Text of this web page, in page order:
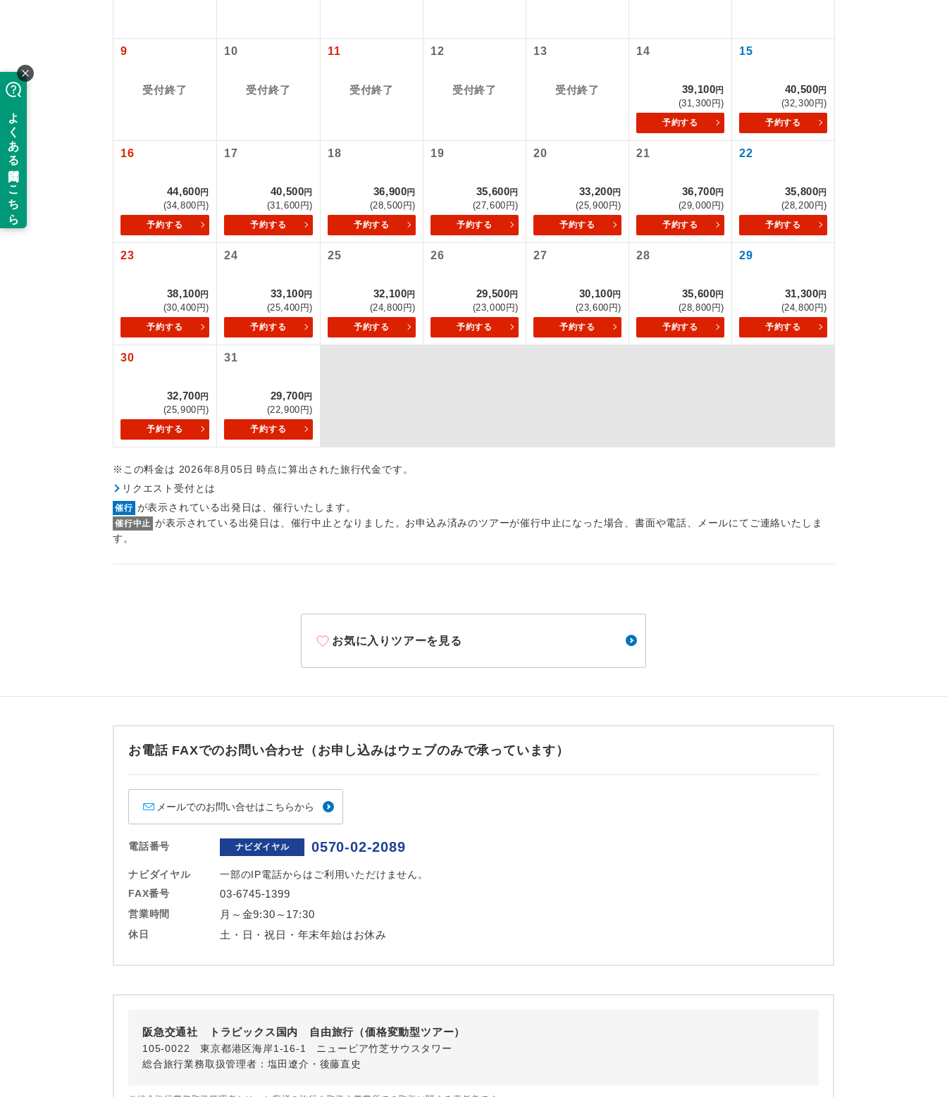
9
受付終了
10
受付終了
11
受付終了
12
受付終了
13
受付終了
14
39,100円
(31,300円)
予約する
15
40,500円
(32,300円)
予約する
16
44,600円
(34,800円)
予約する
17
40,500円
(31,600円)
予約する
18
36,900円
(28,500円)
予約する
19
35,600円
(27,600円)
予約する
20
33,200円
(25,900円)
予約する
21
36,700円
(29,000円)
予約する
22
35,800円
(28,200円)
予約する
23
38,100円
(30,400円)
予約する
24
33,100円
(25,400円)
予約する
25
32,100円
(24,800円)
予約する
26
29,500円
(23,000円)
予約する
27
30,100円
(23,600円)
予約する
28
35,600円
(28,800円)
予約する
29
31,300円
(24,800円)
予約する
30
32,700円
(25,900円)
予約する
31
29,700円
(22,900円)
予約する
※この料金は 2026年8月05日 時点に算出された旅行代金です。
リクエスト受付とは
催行 が表示されている出発日は、催行いたします。
催行中止 が表示されている出発日は、催行中止となりました。お申込み済みのツアーが催行中止になった場合、書面や電話、メールにてご連絡いたしま
す。
お気に入りツアーを見る
お電話 FAXでのお問い合わせ（お申し込みはウェブのみで承っています）
メールでのお問い合せはこちらから
電話番号 ナビダイヤル 0570-02-2089
ナビダイヤル
一部のIP電話からはご利用いただけません。
FAX番号
03-6745-1399
営業時間 月～金9:30～17:30
休日 土・日・祝日・年末年始はお休み
阪急交通社 トラピックス国内 自由旅行（価格変動型ツアー）
105-0022 東京都港区海岸1-16-1 ニューピア竹芝サウスタワー
総合旅行業務取扱管理者：塩田遼介・後藤直史
航空会社が設定する「個人包括旅行運賃」を利用したツアーです。
以下の注意事項をあらかじめご了承いただきますようお願いいたします。
お支払いについて
お支払いは、クレジットカード決済のみとなります。
お申し込みの最後にクレジットカード決済をしていただき、決済手続き完了をもちまして、
ご旅行の契約が成立となります。
ウェブ限定コースとなりますので、コールセンター及びカウンターでのお申し込みはできま
せん。
添乗員同行
往路出発空港（駅）から復路到着空港（駅）まで同行しま
現地到着空港（駅）から最終日出発空港（駅）まで添乗員が
バスガイド乗務 バスガイドが乗務し、車内での観光案内があります。
世界遺産
ユネスコに登録されている文化遺産や自然遺産を訪ねるコー
スです。
絶景スポットに立ち寄るコースです。
温泉 温泉地にも宿泊するコースです。
露天風呂 ご宿泊ホテルに露天風呂が付いています。
全食事付き
お部屋食
トラベルイヤホン
周りの音を気にせず、ガイドさんの説明をじっくり聞くこと
1名様催行
1名様1室同代金 1名様1室利用でも追加料金がかからないコースです。
ご夫婦限定 ご夫婦限定でご参加いただけるコースです。
航空会社指定
利用航空会社が指定なので、ご出発の計画にとても便利で
す。
ホテル指定
おひとり様バス2席利用